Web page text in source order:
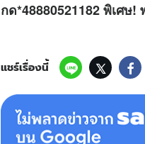
กด*48880521182 พิเศษ
แชร์เรื่องนี้